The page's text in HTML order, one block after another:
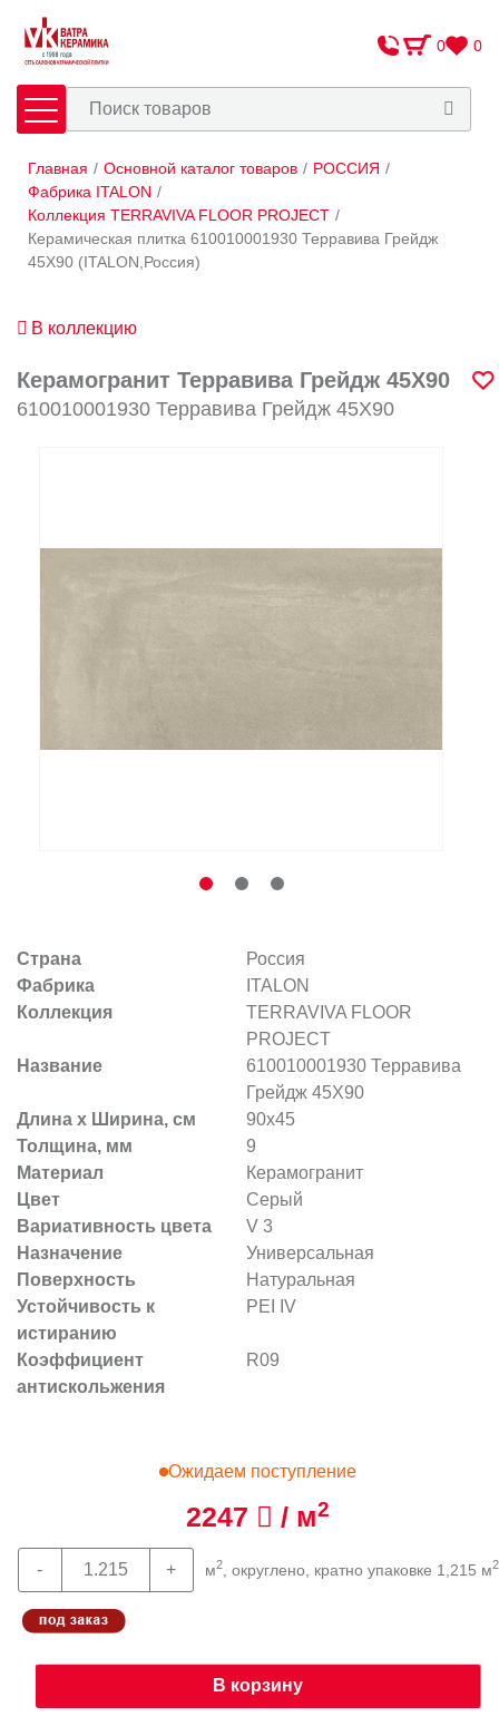
0 0
Плитка
Оплата и доставка
О Компании
Адреса салонов
Главная / Основной каталог товаров / РОССИЯ /
Фабрика ITALON /
Коллекция TERRAVIVA FLOOR PROJECT /
Керамическая плитка 610010001930 Терравива Грейдж
45X90 (ITALON,Россия)
В коллекцию
Керамогранит Терравива Грейдж 45X90
610010001930 Терравива Грейдж 45X90
Страна
Россия
Фабрика
ITALON
Коллекция
TERRAVIVA FLOOR
PROJECT
Название
610010001930 Терравива
Грейдж 45X90
Длина х Ширина, см
90x45
Толщина, мм
9
Материал
Керамогранит
Цвет
Серый
Вариативность цвета
V 3
Назначение
Универсальная
Поверхность
Натуральная
Устойчивость к
истиранию
PEI IV
Коэффициент
антискольжения
R09
Ожидаем поступление
2247 / м2
м2, округлено, кратно упаковке 1,215 м2
В корзину